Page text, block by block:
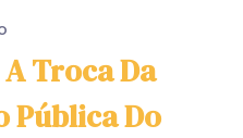
Troca Da
Pública Do